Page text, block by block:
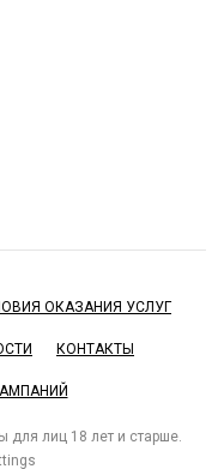
ОКАЗАНИЯ УСЛУГ
КОНТАКТЫ
для лиц 18 лет и старше.